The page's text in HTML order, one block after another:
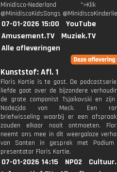
Minidisco-Nederland ">Klik
@MinidiscoKidsSongs
07-01-2026 15:00
YouTube
Amusement.TV
Muziek.TV
Alle afleveringen
Kunststof: Afl. 1
Floris Kortie is te gast. De
liefde gaat over de bijzondere
de grote componist Tsjaikovski en zijn
Nadezjda von Meck. Een
briefwisseling waarbij er een
zouden elkaar nooit ontmoeten.
neemt ons mee in dit weergaloze
van Santen in gesprek met Podium
presentator Floris Kortie.
07-01-2026 14:15 NPO2